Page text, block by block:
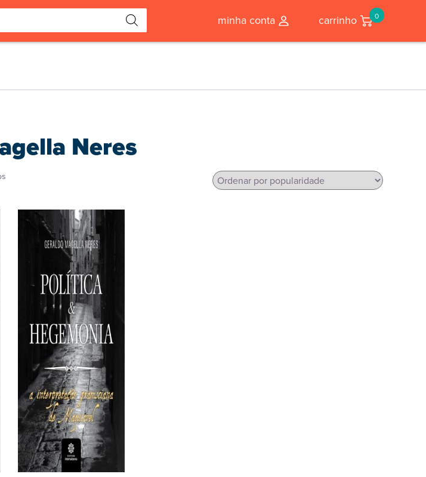
minha conta carrinho 0
Neres